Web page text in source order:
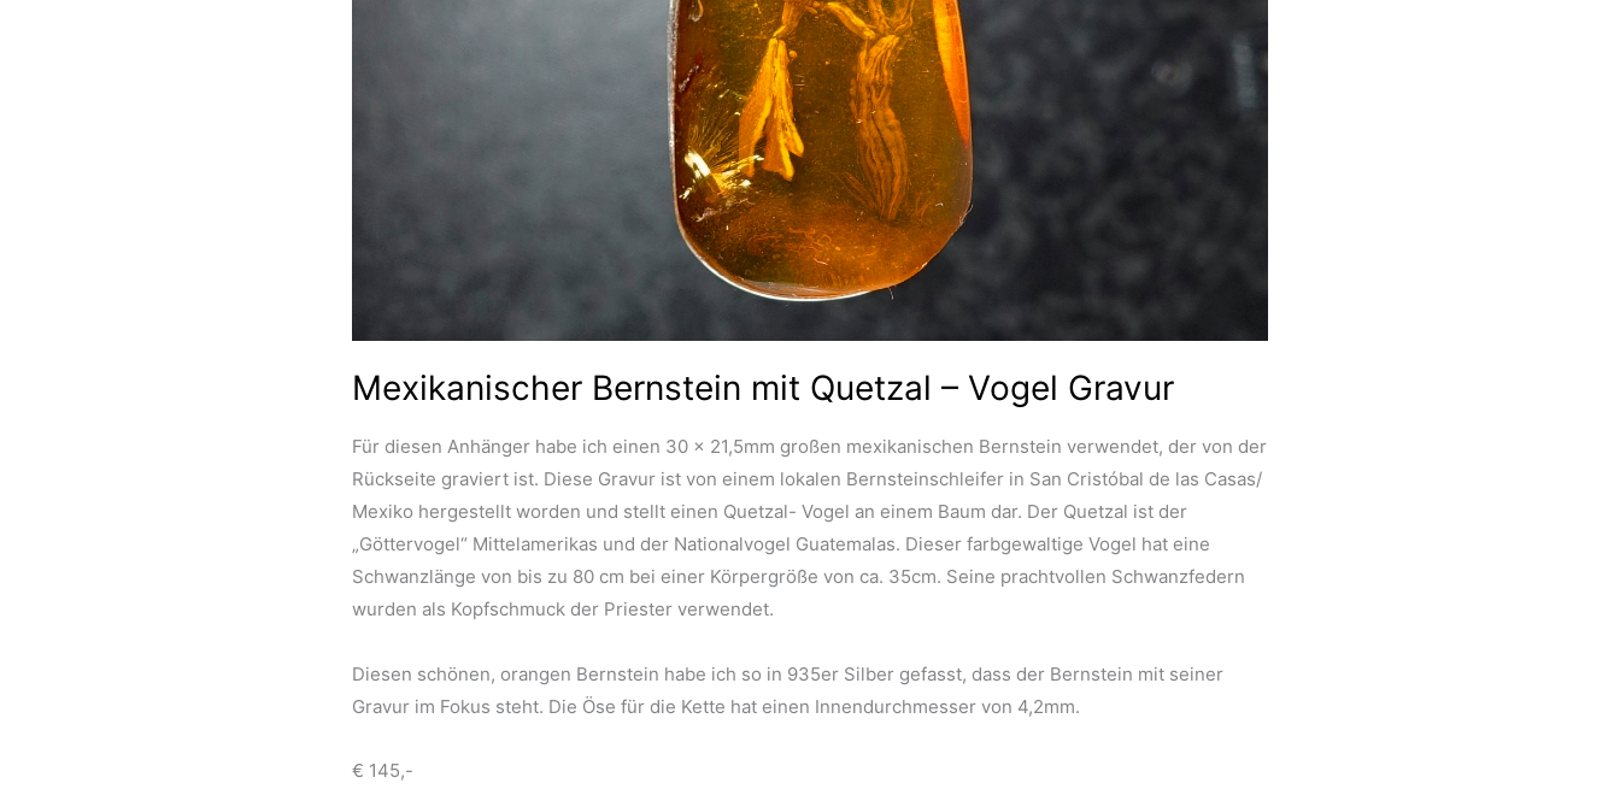
Mexikanischer Bernstein mit Quetzal – Vogel Gravur
Für diesen Anhänger habe ich einen 30 x 21,5mm großen mexikanischen Bernstein verwendet, der von der
Rückseite graviert ist. Diese Gravur ist von einem lokalen Bernsteinschleifer in San Cristóbal de las Casas/
Mexiko hergestellt worden und stellt einen Quetzal- Vogel an einem Baum dar. Der Quetzal ist der
„Göttervogel“ Mittelamerikas und der Nationalvogel Guatemalas. Dieser farbgewaltige Vogel hat eine
Schwanzlänge von bis zu 80 cm bei einer Körpergröße von ca. 35cm. Seine prachtvollen Schwanzfedern
wurden als Kopfschmuck der Priester verwendet.
Diesen schönen, orangen Bernstein habe ich so in 935er Silber gefasst, dass der Bernstein mit seiner
Gravur im Fokus steht. Die Öse für die Kette hat einen Innendurchmesser von 4,2mm.
€ 145,-